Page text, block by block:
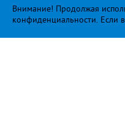
Внимание! Продолжая
конфиденциальности. Если